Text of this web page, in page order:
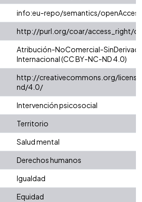
info:eu-repo/semantics/openAccess
http://purl.org/coar/access_right/
Atribución-NoComercial-
Internacional (CC BY-NC-ND 4.0)
http://creativecommons.org/
nd/4.0/
Intervención psicosocial
Territorio
Salud mental
Derechos humanos
Igualdad
Equidad